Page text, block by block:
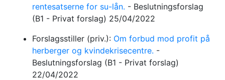
rentesatserne for su-lån. - Beslutningsforslag
(B1 - Privat forslag) 25/04/2022
Forslagsstiller (priv.): Om forbud mod profit på
herberger og kvindekrisecentre. -
Beslutningsforslag (B1 - Privat forslag)
22/04/2022